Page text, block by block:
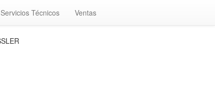
Servicios Técnicos Ventas